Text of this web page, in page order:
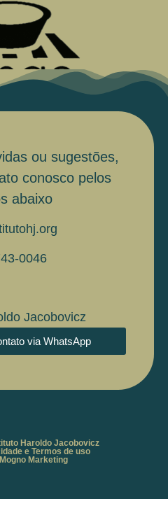
ou sugestões,
conosco pelos
abaixo
0046
Jacobovicz
via WhatsApp
Haroldo Jacobovicz
e Termos de uso
Marketing